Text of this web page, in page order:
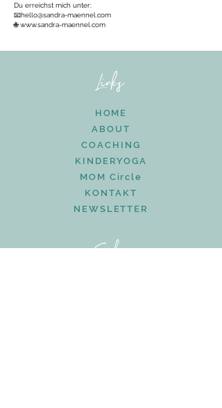
Du erreichst mich unter:
📧hello@sandra-maennel.com
🌐www.sandra-maennel.com
Links
HOME
ABOUT
COACHING
KINDERYOGA
MOM Circle
KONTAKT
NEWSLETTER
Suche